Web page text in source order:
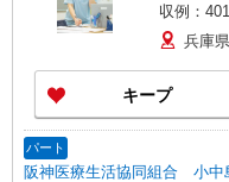
収例：401万円〜
265,000
【賞与】あり（年
がい向上
月平均的に
経験によ
年支給
兵庫
キープ
パート
阪神医療生活協同組合 小中